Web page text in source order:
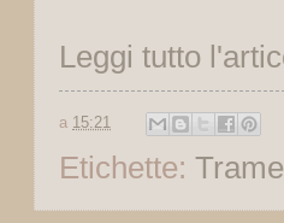
Leggi tutto
a 15:21
Etichette: